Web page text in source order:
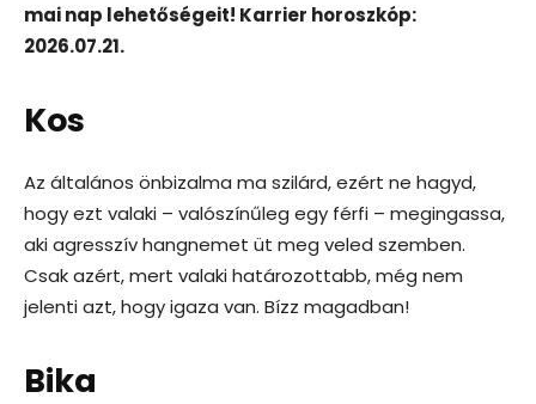
mai nap lehetőségeit! Karrier horoszkóp:
2026.07.21.
Kos
Az általános önbizalma ma szilárd, ezért ne hagyd,
hogy ezt valaki – valószínűleg egy férfi – megingassa,
aki agresszív hangnemet üt meg veled szemben.
Csak azért, mert valaki határozottabb, még nem
jelenti azt, hogy igaza van. Bízz magadban!
Bika